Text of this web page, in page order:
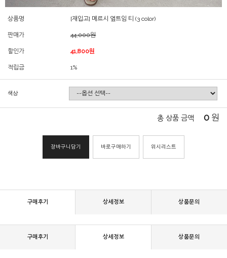
상품명 [재입고] 메르시 옆트임 티 (3 color)
판매가 44,000원
할인가 41,800원
적립금 1%
색상
총 상품 금액 0 원
장바구니담기 바로구매하기 위시리스트
구매후기 상세정보 상품문의
구매후기 상세정보 상품문의